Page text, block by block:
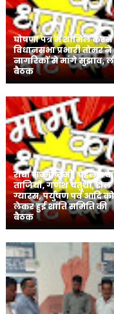
घोषणा पत्र में शामिल करने
विधानसभा प्रभारी तोमर ने
नागरिकों से मांगे सुझाव,
बैठक
राधा जन्माष्टमी, चेहलुम के
ताजियो, गणेश चतुर्थी, डोल
ग्यारस, पर्युषण पर्व आदि को
लेकर हुई शांति समिति की
बैठक